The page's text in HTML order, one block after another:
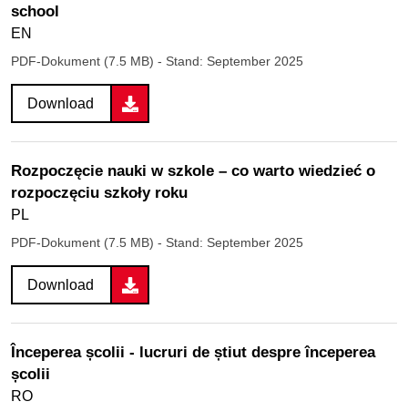
school
EN
PDF-Dokument (7.5 MB) - Stand: September 2025
Download
Rozpoczęcie nauki w szkole – co warto wiedzieć o
rozpoczęciu szkoły roku
PL
PDF-Dokument (7.5 MB) - Stand: September 2025
Download
Începerea școlii - lucruri de știut despre începerea
școlii
RO